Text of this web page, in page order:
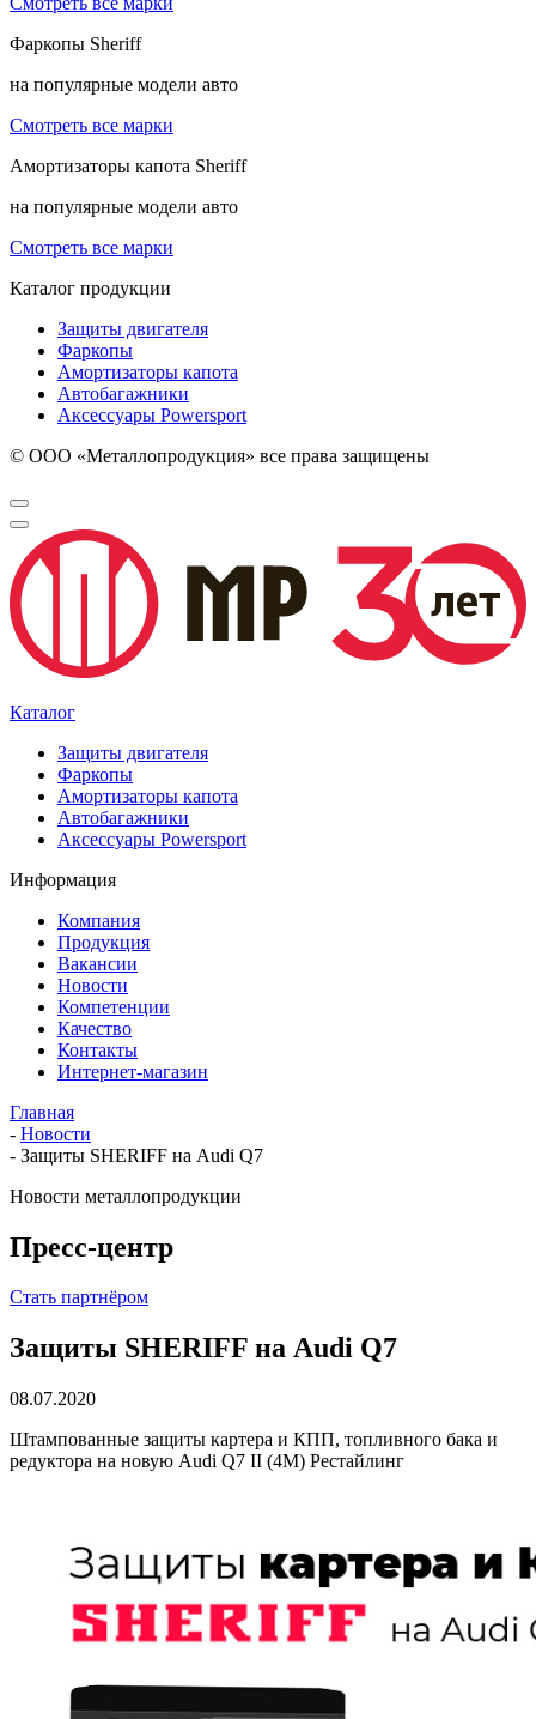
Фаркопы Sheriff
на популярные модели авто
Смотреть все марки
Амортизаторы капота Sheriff
на популярные модели авто
Смотреть все марки
Каталог продукции
Защиты двигателя
Фаркопы
Амортизаторы капота
Автобагажники
Аксессуары Powersport
© ООО «Металлопродукция» все права защищены
Каталог
Защиты двигателя
Фаркопы
Амортизаторы капота
Автобагажники
Аксессуары Powersport
Информация
Компания
Продукция
Вакансии
Новости
Компетенции
Качество
Контакты
Интернет-магазин
Главная
- Новости
- Защиты SHERIFF на Audi Q7
Новости металлопродукции
Пресс-центр
Стать партнёром
Защиты SHERIFF на Audi Q7
08.07.2020
Штампованные защиты картера и КПП, топливного бака и
редуктора на новую Audi Q7 II (4M) Рестайлинг